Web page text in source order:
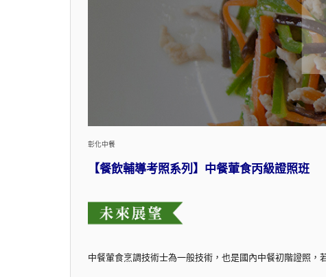
彰化中餐
【餐飲輔導考照系列】中餐葷食丙級證照班
中餐葷食烹調技術士為一般技術，也是國內中餐初階證照，